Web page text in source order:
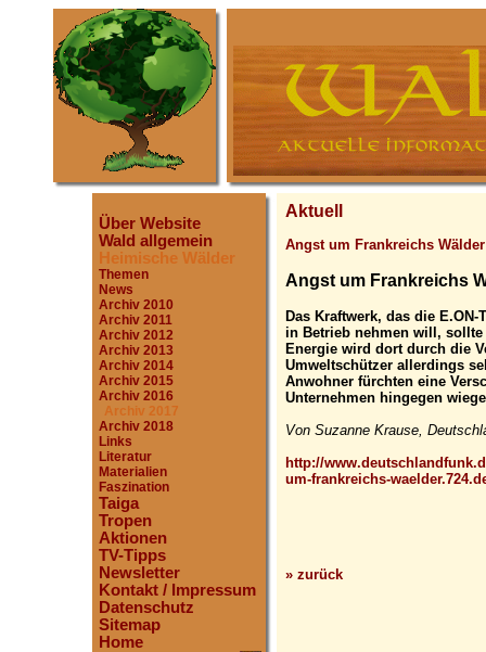
Über Website
Wald allgemein
Heimische Wälder
Themen
News
Archiv 2010
Archiv 2011
Archiv 2012
Archiv 2013
Archiv 2014
Archiv 2015
Archiv 2016
Archiv 2017
Archiv 2018
Links
Literatur
Materialien
Faszination
Taiga
Tropen
Aktionen
TV-Tipps
Newsletter
Kontakt / Impressum
Datenschutz
Sitemap
Home
Aktuell
Angst um Frankreichs Wälder
Angst um Frankreichs
Das Kraftwerk, das die
in Betrieb nehmen will,
Energie wird dort durch die
Umweltschützer allerdings
Anwohner fürchten eine
Unternehmen hingegen
Von Suzanne Krause,
http://
um-frankreichs-
» zurück